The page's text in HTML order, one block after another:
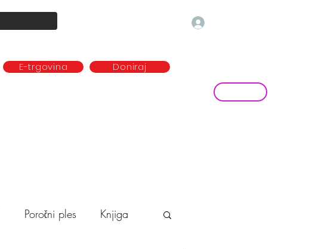
E-trgovina Doniraj
Poročni ples Knjiga